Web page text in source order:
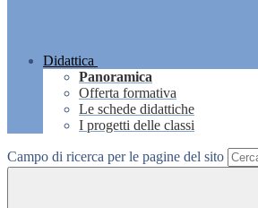
Didattica
Panoramica
Offerta formativa
Le schede didattiche
I progetti delle classi
Campo di ricerca per le pagine del sito